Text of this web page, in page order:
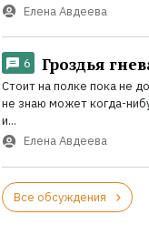
Елена Авдеева
6 Гроздья
Стоит на полке пока не
не знаю может когда-
и...
Елена Авдеева
Все обсуждения